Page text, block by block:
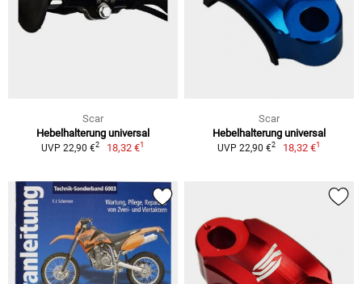
Scar
Hebelhalterung universal
UVP 22,90 €2 18,32 €1
Scar
Hebelhalterung universal
UVP 22,90 €2 18,32 €1